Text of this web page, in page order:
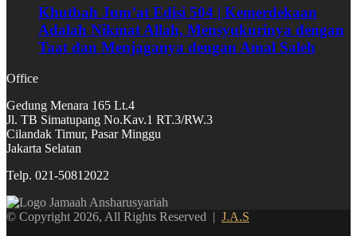
Khutbah Jum’at Edisi 504 | Kemerdekaan
Adalah Nikmat Allah, Mensyukurinya dengan
Taat dan Menjaganya dengan Amal Saleh
Office
Gedung Menara 165 Lt.4
Jl. TB Simatupang No.Kav.1 RT.3/RW.3
Cilandak Timur, Pasar Minggu
Jakarta Selatan
Telp. 021-50812022
© Copyright 2026, All Rights Reserved | J.A.S